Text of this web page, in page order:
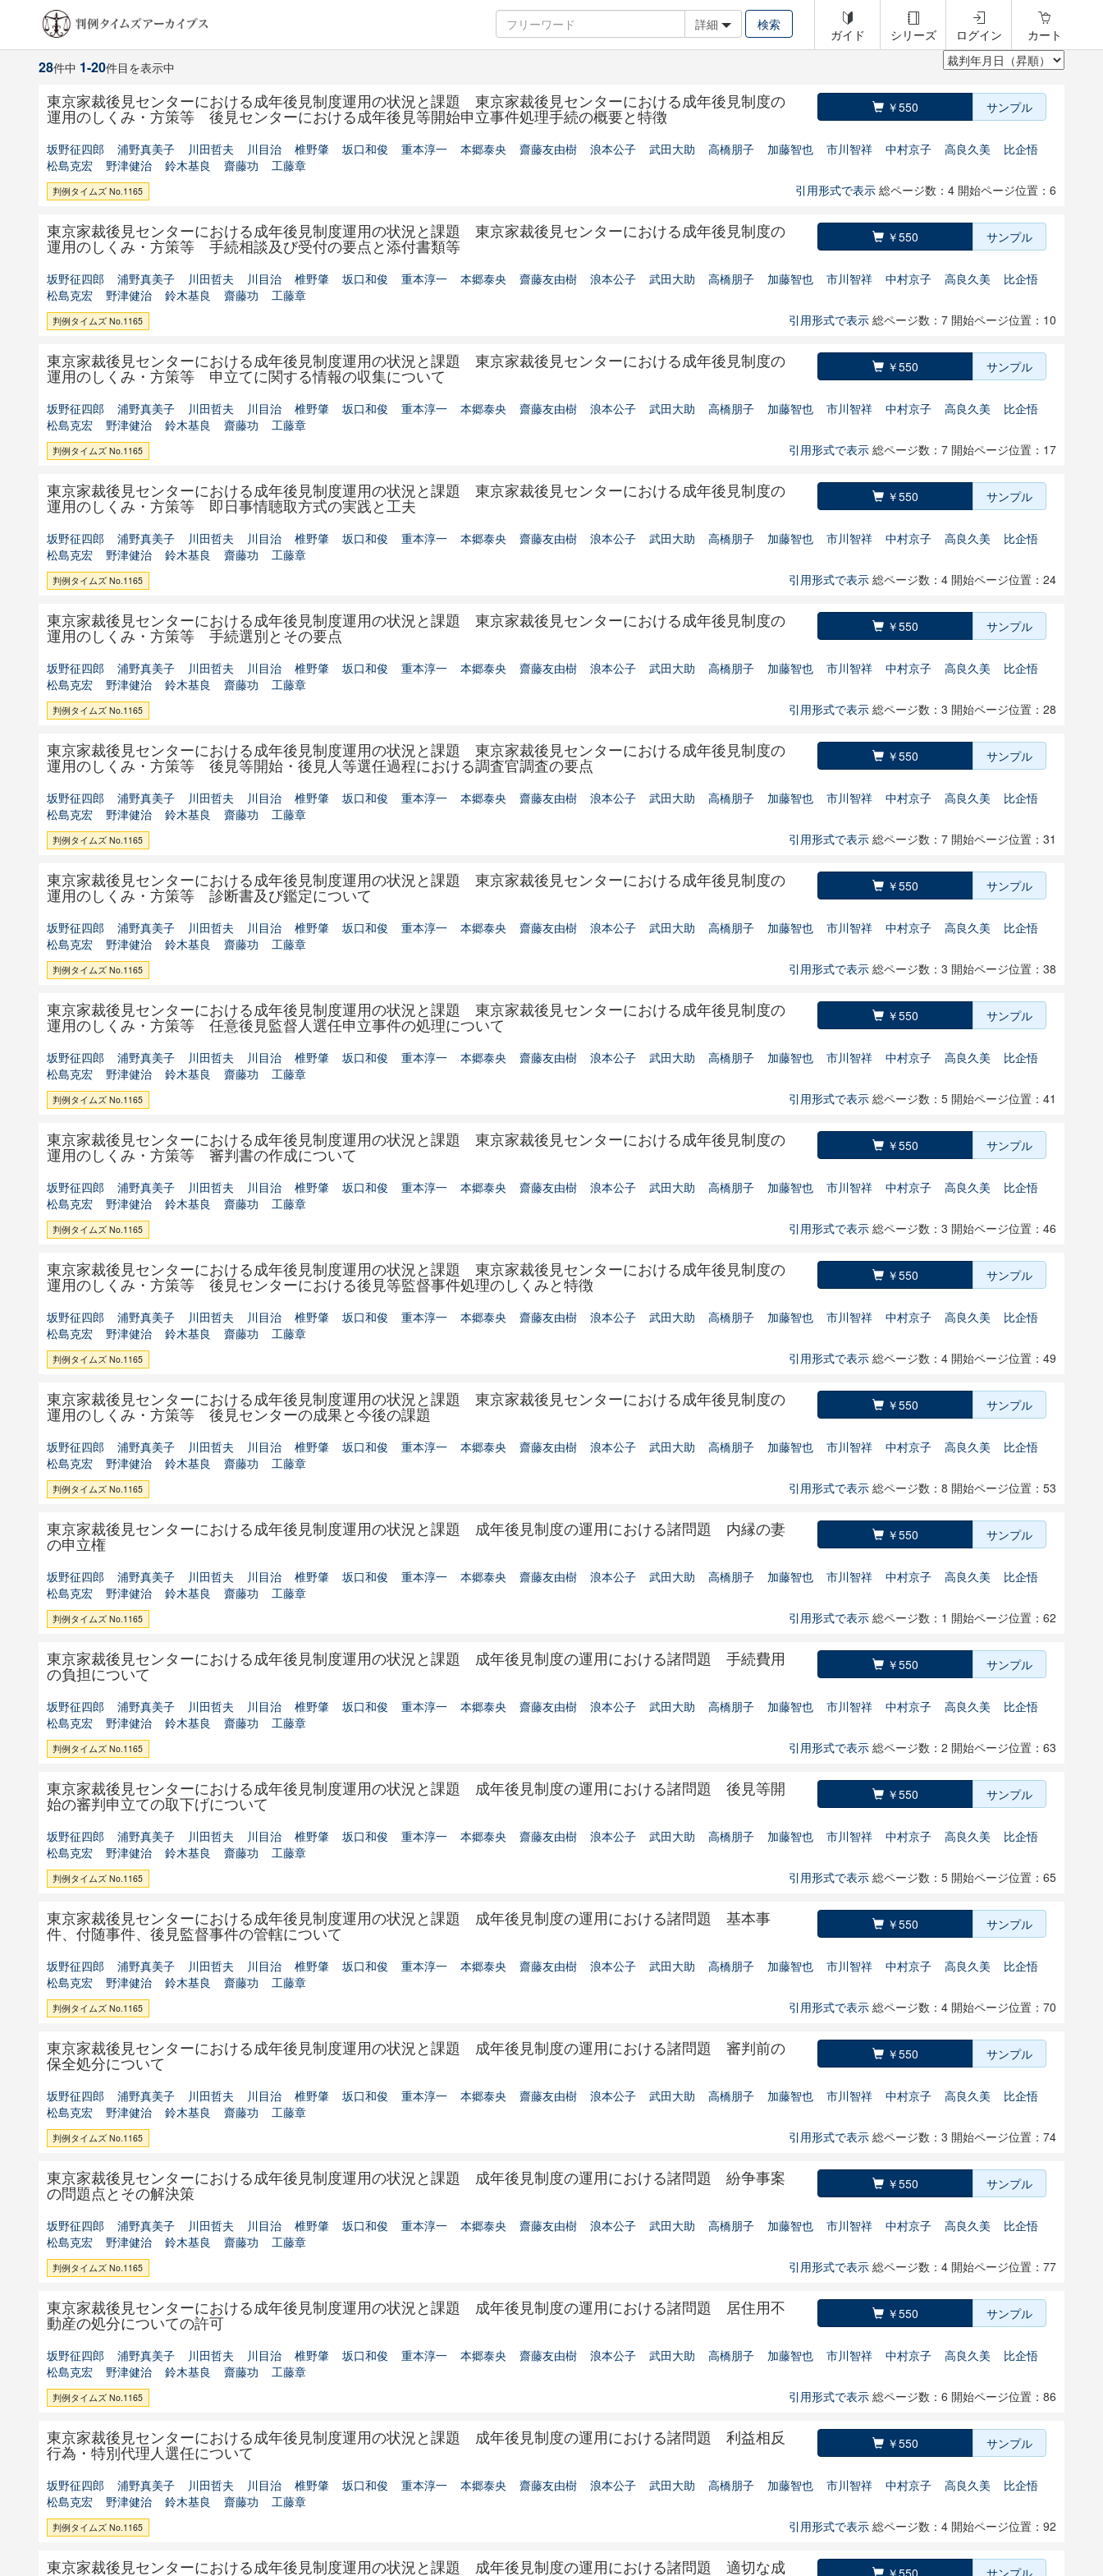
詳細
ガイド シリーズ ログイン カート
28件中 1-20件目を表示中
東京家裁後見センターにおける成年後見制度運用の状況と課題 東京家裁後見センターにおける成年後見制度の
運用のしくみ・方策等 後見センターにおける成年後見等開始申立事件処理手続の概要と特徴 ￥550 サンプル
坂野征四郎 浦野真美子 川田哲夫 川目治 椎野肇 坂口和俊 重本淳一 本郷泰央 齋藤友由樹 浪本公子 武田大助 高橋朋子 加藤智也 市川智祥 中村京子 高良久美
比企悟
松島克宏
野津健治 鈴木基良 齋藤功 工藤章
判例タイムズ No.1165 引用形式で表示 総ページ数：4 開始ページ位置：6
東京家裁後見センターにおける成年後見制度運用の状況と課題 東京家裁後見センターにおける成年後見制度の
運用のしくみ・方策等 手続相談及び受付の要点と添付書類等 ￥550 サンプル
坂野征四郎 浦野真美子 川田哲夫 川目治 椎野肇 坂口和俊 重本淳一 本郷泰央 齋藤友由樹 浪本公子 武田大助 高橋朋子 加藤智也 市川智祥 中村京子 高良久美
比企悟
松島克宏
野津健治 鈴木基良 齋藤功 工藤章
判例タイムズ No.1165 引用形式で表示 総ページ数：7 開始ページ位置：10
東京家裁後見センターにおける成年後見制度運用の状況と課題 東京家裁後見センターにおける成年後見制度の
運用のしくみ・方策等 申立てに関する情報の収集について ￥550 サンプル
坂野征四郎 浦野真美子 川田哲夫 川目治 椎野肇 坂口和俊 重本淳一 本郷泰央 齋藤友由樹 浪本公子 武田大助 高橋朋子 加藤智也 市川智祥 中村京子 高良久美
比企悟
松島克宏
野津健治 鈴木基良 齋藤功 工藤章
判例タイムズ No.1165 引用形式で表示 総ページ数：7 開始ページ位置：17
東京家裁後見センターにおける成年後見制度運用の状況と課題 東京家裁後見センターにおける成年後見制度の
運用のしくみ・方策等 即日事情聴取方式の実践と工夫 ￥550 サンプル
坂野征四郎 浦野真美子 川田哲夫 川目治 椎野肇 坂口和俊 重本淳一 本郷泰央 齋藤友由樹 浪本公子 武田大助 高橋朋子 加藤智也 市川智祥 中村京子 高良久美
比企悟
松島克宏
野津健治 鈴木基良 齋藤功 工藤章
判例タイムズ No.1165 引用形式で表示 総ページ数：4 開始ページ位置：24
東京家裁後見センターにおける成年後見制度運用の状況と課題 東京家裁後見センターにおける成年後見制度の
運用のしくみ・方策等 手続選別とその要点 ￥550 サンプル
坂野征四郎 浦野真美子 川田哲夫 川目治 椎野肇 坂口和俊 重本淳一 本郷泰央 齋藤友由樹 浪本公子 武田大助 高橋朋子 加藤智也 市川智祥 中村京子 高良久美
比企悟
松島克宏
野津健治 鈴木基良 齋藤功 工藤章
判例タイムズ No.1165 引用形式で表示 総ページ数：3 開始ページ位置：28
東京家裁後見センターにおける成年後見制度運用の状況と課題 東京家裁後見センターにおける成年後見制度の
運用のしくみ・方策等 後見等開始・後見人等選任過程における調査官調査の要点 ￥550 サンプル
坂野征四郎 浦野真美子 川田哲夫 川目治 椎野肇 坂口和俊 重本淳一 本郷泰央 齋藤友由樹 浪本公子 武田大助 高橋朋子 加藤智也 市川智祥 中村京子 高良久美
比企悟
松島克宏
野津健治 鈴木基良 齋藤功 工藤章
判例タイムズ No.1165 引用形式で表示 総ページ数：7 開始ページ位置：31
東京家裁後見センターにおける成年後見制度運用の状況と課題 東京家裁後見センターにおける成年後見制度の
運用のしくみ・方策等 診断書及び鑑定について ￥550 サンプル
坂野征四郎 浦野真美子 川田哲夫 川目治 椎野肇 坂口和俊 重本淳一 本郷泰央 齋藤友由樹 浪本公子 武田大助 高橋朋子 加藤智也 市川智祥 中村京子 高良久美
比企悟
松島克宏
野津健治 鈴木基良 齋藤功 工藤章
判例タイムズ No.1165 引用形式で表示 総ページ数：3 開始ページ位置：38
東京家裁後見センターにおける成年後見制度運用の状況と課題 東京家裁後見センターにおける成年後見制度の
運用のしくみ・方策等 任意後見監督人選任申立事件の処理について ￥550 サンプル
坂野征四郎 浦野真美子 川田哲夫 川目治 椎野肇 坂口和俊 重本淳一 本郷泰央 齋藤友由樹 浪本公子 武田大助 高橋朋子 加藤智也 市川智祥 中村京子 高良久美
比企悟
松島克宏
野津健治 鈴木基良 齋藤功 工藤章
判例タイムズ No.1165 引用形式で表示 総ページ数：5 開始ページ位置：41
東京家裁後見センターにおける成年後見制度運用の状況と課題 東京家裁後見センターにおける成年後見制度の
運用のしくみ・方策等 審判書の作成について ￥550 サンプル
坂野征四郎 浦野真美子 川田哲夫 川目治 椎野肇 坂口和俊 重本淳一 本郷泰央 齋藤友由樹 浪本公子 武田大助 高橋朋子 加藤智也 市川智祥 中村京子 高良久美
比企悟
松島克宏
野津健治 鈴木基良 齋藤功 工藤章
判例タイムズ No.1165 引用形式で表示 総ページ数：3 開始ページ位置：46
東京家裁後見センターにおける成年後見制度運用の状況と課題 東京家裁後見センターにおける成年後見制度の
運用のしくみ・方策等 後見センターにおける後見等監督事件処理のしくみと特徴 ￥550 サンプル
坂野征四郎 浦野真美子 川田哲夫 川目治 椎野肇 坂口和俊 重本淳一 本郷泰央 齋藤友由樹 浪本公子 武田大助 高橋朋子 加藤智也 市川智祥 中村京子 高良久美
比企悟
松島克宏
野津健治 鈴木基良 齋藤功 工藤章
判例タイムズ No.1165 引用形式で表示 総ページ数：4 開始ページ位置：49
東京家裁後見センターにおける成年後見制度運用の状況と課題 東京家裁後見センターにおける成年後見制度の
運用のしくみ・方策等 後見センターの成果と今後の課題 ￥550 サンプル
坂野征四郎 浦野真美子 川田哲夫 川目治 椎野肇 坂口和俊 重本淳一 本郷泰央 齋藤友由樹 浪本公子 武田大助 高橋朋子 加藤智也 市川智祥 中村京子 高良久美
比企悟
松島克宏
野津健治 鈴木基良 齋藤功 工藤章
判例タイムズ No.1165 引用形式で表示 総ページ数：8 開始ページ位置：53
東京家裁後見センターにおける成年後見制度運用の状況と課題 成年後見制度の運用における諸問題 内縁の妻
の申立権 ￥550 サンプル
坂野征四郎 浦野真美子 川田哲夫 川目治 椎野肇 坂口和俊 重本淳一 本郷泰央 齋藤友由樹 浪本公子 武田大助 高橋朋子 加藤智也 市川智祥 中村京子 高良久美
比企悟
松島克宏
野津健治 鈴木基良 齋藤功 工藤章
判例タイムズ No.1165 引用形式で表示 総ページ数：1 開始ページ位置：62
東京家裁後見センターにおける成年後見制度運用の状況と課題 成年後見制度の運用における諸問題 手続費用
の負担について ￥550 サンプル
坂野征四郎 浦野真美子 川田哲夫 川目治 椎野肇 坂口和俊 重本淳一 本郷泰央 齋藤友由樹 浪本公子 武田大助 高橋朋子 加藤智也 市川智祥 中村京子 高良久美
比企悟
松島克宏
野津健治 鈴木基良 齋藤功 工藤章
判例タイムズ No.1165 引用形式で表示 総ページ数：2 開始ページ位置：63
東京家裁後見センターにおける成年後見制度運用の状況と課題 成年後見制度の運用における諸問題 後見等開
始の審判申立ての取下げについて ￥550 サンプル
坂野征四郎 浦野真美子 川田哲夫 川目治 椎野肇 坂口和俊 重本淳一 本郷泰央 齋藤友由樹 浪本公子 武田大助 高橋朋子 加藤智也 市川智祥 中村京子 高良久美
比企悟
松島克宏
野津健治 鈴木基良 齋藤功 工藤章
判例タイムズ No.1165 引用形式で表示 総ページ数：5 開始ページ位置：65
東京家裁後見センターにおける成年後見制度運用の状況と課題 成年後見制度の運用における諸問題 基本事
件、付随事件、後見監督事件の管轄について ￥550 サンプル
坂野征四郎 浦野真美子 川田哲夫 川目治 椎野肇 坂口和俊 重本淳一 本郷泰央 齋藤友由樹 浪本公子 武田大助 高橋朋子 加藤智也 市川智祥 中村京子 高良久美
比企悟
松島克宏
野津健治 鈴木基良 齋藤功 工藤章
判例タイムズ No.1165 引用形式で表示 総ページ数：4 開始ページ位置：70
東京家裁後見センターにおける成年後見制度運用の状況と課題 成年後見制度の運用における諸問題 審判前の
保全処分について ￥550 サンプル
坂野征四郎 浦野真美子 川田哲夫 川目治 椎野肇 坂口和俊 重本淳一 本郷泰央 齋藤友由樹 浪本公子 武田大助 高橋朋子 加藤智也 市川智祥 中村京子 高良久美
比企悟
松島克宏
野津健治 鈴木基良 齋藤功 工藤章
判例タイムズ No.1165 引用形式で表示 総ページ数：3 開始ページ位置：74
東京家裁後見センターにおける成年後見制度運用の状況と課題 成年後見制度の運用における諸問題 紛争事案
の問題点とその解決策 ￥550 サンプル
坂野征四郎 浦野真美子 川田哲夫 川目治 椎野肇 坂口和俊 重本淳一 本郷泰央 齋藤友由樹 浪本公子 武田大助 高橋朋子 加藤智也 市川智祥 中村京子 高良久美
比企悟
松島克宏
野津健治 鈴木基良 齋藤功 工藤章
判例タイムズ No.1165 引用形式で表示 総ページ数：4 開始ページ位置：77
東京家裁後見センターにおける成年後見制度運用の状況と課題 成年後見制度の運用における諸問題 居住用不
動産の処分についての許可 ￥550 サンプル
坂野征四郎 浦野真美子 川田哲夫 川目治 椎野肇 坂口和俊 重本淳一 本郷泰央 齋藤友由樹 浪本公子 武田大助 高橋朋子 加藤智也 市川智祥 中村京子 高良久美
比企悟
松島克宏
野津健治 鈴木基良 齋藤功 工藤章
判例タイムズ No.1165 引用形式で表示 総ページ数：6 開始ページ位置：86
東京家裁後見センターにおける成年後見制度運用の状況と課題 成年後見制度の運用における諸問題 利益相反
行為・特別代理人選任について ￥550 サンプル
坂野征四郎 浦野真美子 川田哲夫 川目治 椎野肇 坂口和俊 重本淳一 本郷泰央 齋藤友由樹 浪本公子 武田大助 高橋朋子 加藤智也 市川智祥 中村京子 高良久美
比企悟
松島克宏
野津健治 鈴木基良 齋藤功 工藤章
判例タイムズ No.1165 引用形式で表示 総ページ数：4 開始ページ位置：92
東京家裁後見センターにおける成年後見制度運用の状況と課題 成年後見制度の運用における諸問題 適切な成 ￥550 サンプル